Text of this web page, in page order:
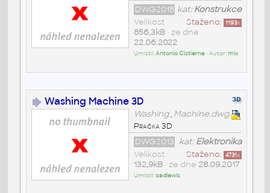
kat:Konstrukce
DWG2018
Staženo: 1193x
Velikost
856,3kB• ze dne
22.06.2022
Umístil:Antonio Cistierna • Autor:mix
Washing Machine 3D
Washing_Machine.dwg
Pračka 3D
kat:Elektronika
DWG2013
Staženo: 4731x
Velikost
132,9kB• ze dne 28.09.2017
Umístil:cadlewis